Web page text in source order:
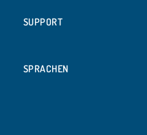
SUPPORT
SPRACHEN